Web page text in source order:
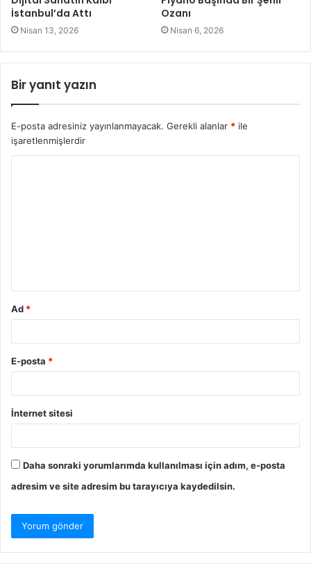
İstanbul’da Attı
Nisan 13, 2026
Ozanı
Nisan 6, 2026
Bir yanıt yazın
E-posta adresiniz yayınlanmayacak. Gerekli alanlar * ile
işaretlenmişlerdir
Ad *
E-posta *
İnternet sitesi
Daha sonraki yorumlarımda kullanılması için adım, e-posta
adresim ve site adresim bu tarayıcıya kaydedilsin.